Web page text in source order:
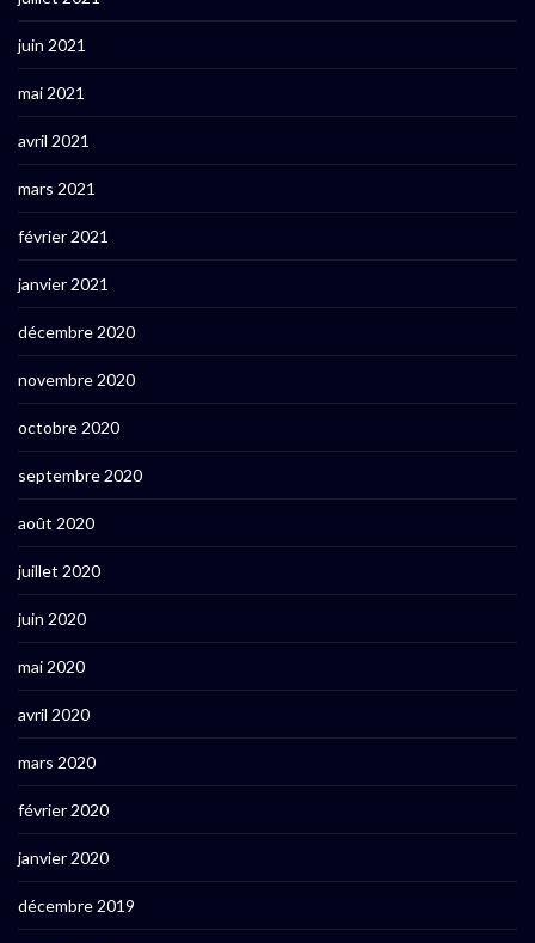
juin 2021
mai 2021
avril 2021
mars 2021
février 2021
janvier 2021
décembre 2020
novembre 2020
octobre 2020
septembre 2020
août 2020
juillet 2020
juin 2020
mai 2020
avril 2020
mars 2020
février 2020
janvier 2020
décembre 2019